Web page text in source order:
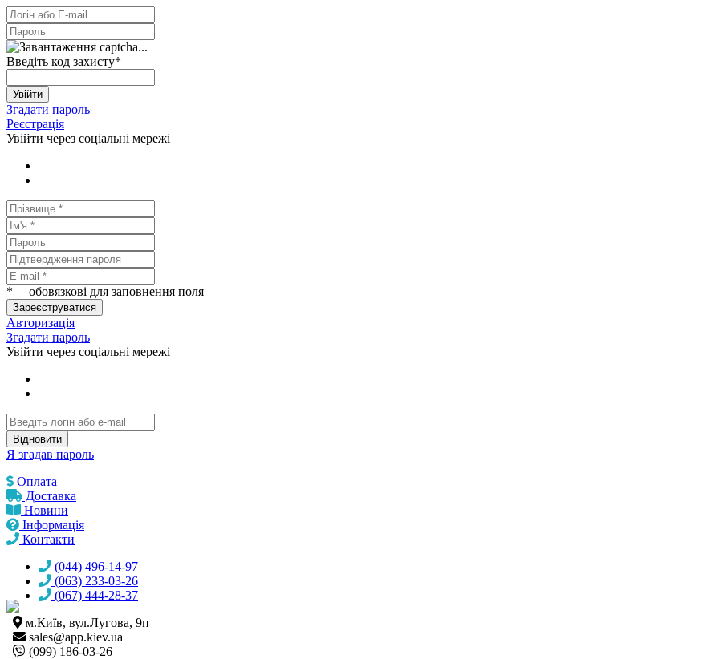
Введіть код захисту*
Увійти
Згадати пароль
Реєстрація
Увійти через соціальні мережі
*— обовязкові для заповнення поля
Зареєструватися
Авторизація
Згадати пароль
Увійти через соціальні мережі
Відновити
Я згадав пароль
Оплата
Доставка
Новини
Інформація
Контакти
(044) 496-14-97
(063) 233-03-26
(067) 444-28-37
м.Київ, вул.Лугова, 9п
sales@app.kiev.ua
(099) 186-03-26